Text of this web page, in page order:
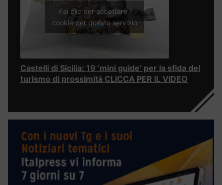
Fai clic per accettare i
cookie per questo servizio
Castelli di Sicilia: 19 ‘mini guide’ per la sfida del
turismo di prossimità CLICCA PER IL VIDEO